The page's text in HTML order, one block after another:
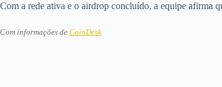
Com a rede ativa e o airdrop concluído, a equipe afirma
Com informações de CoinDesk